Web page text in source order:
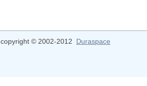
copyright © 2002-2012 Duraspace